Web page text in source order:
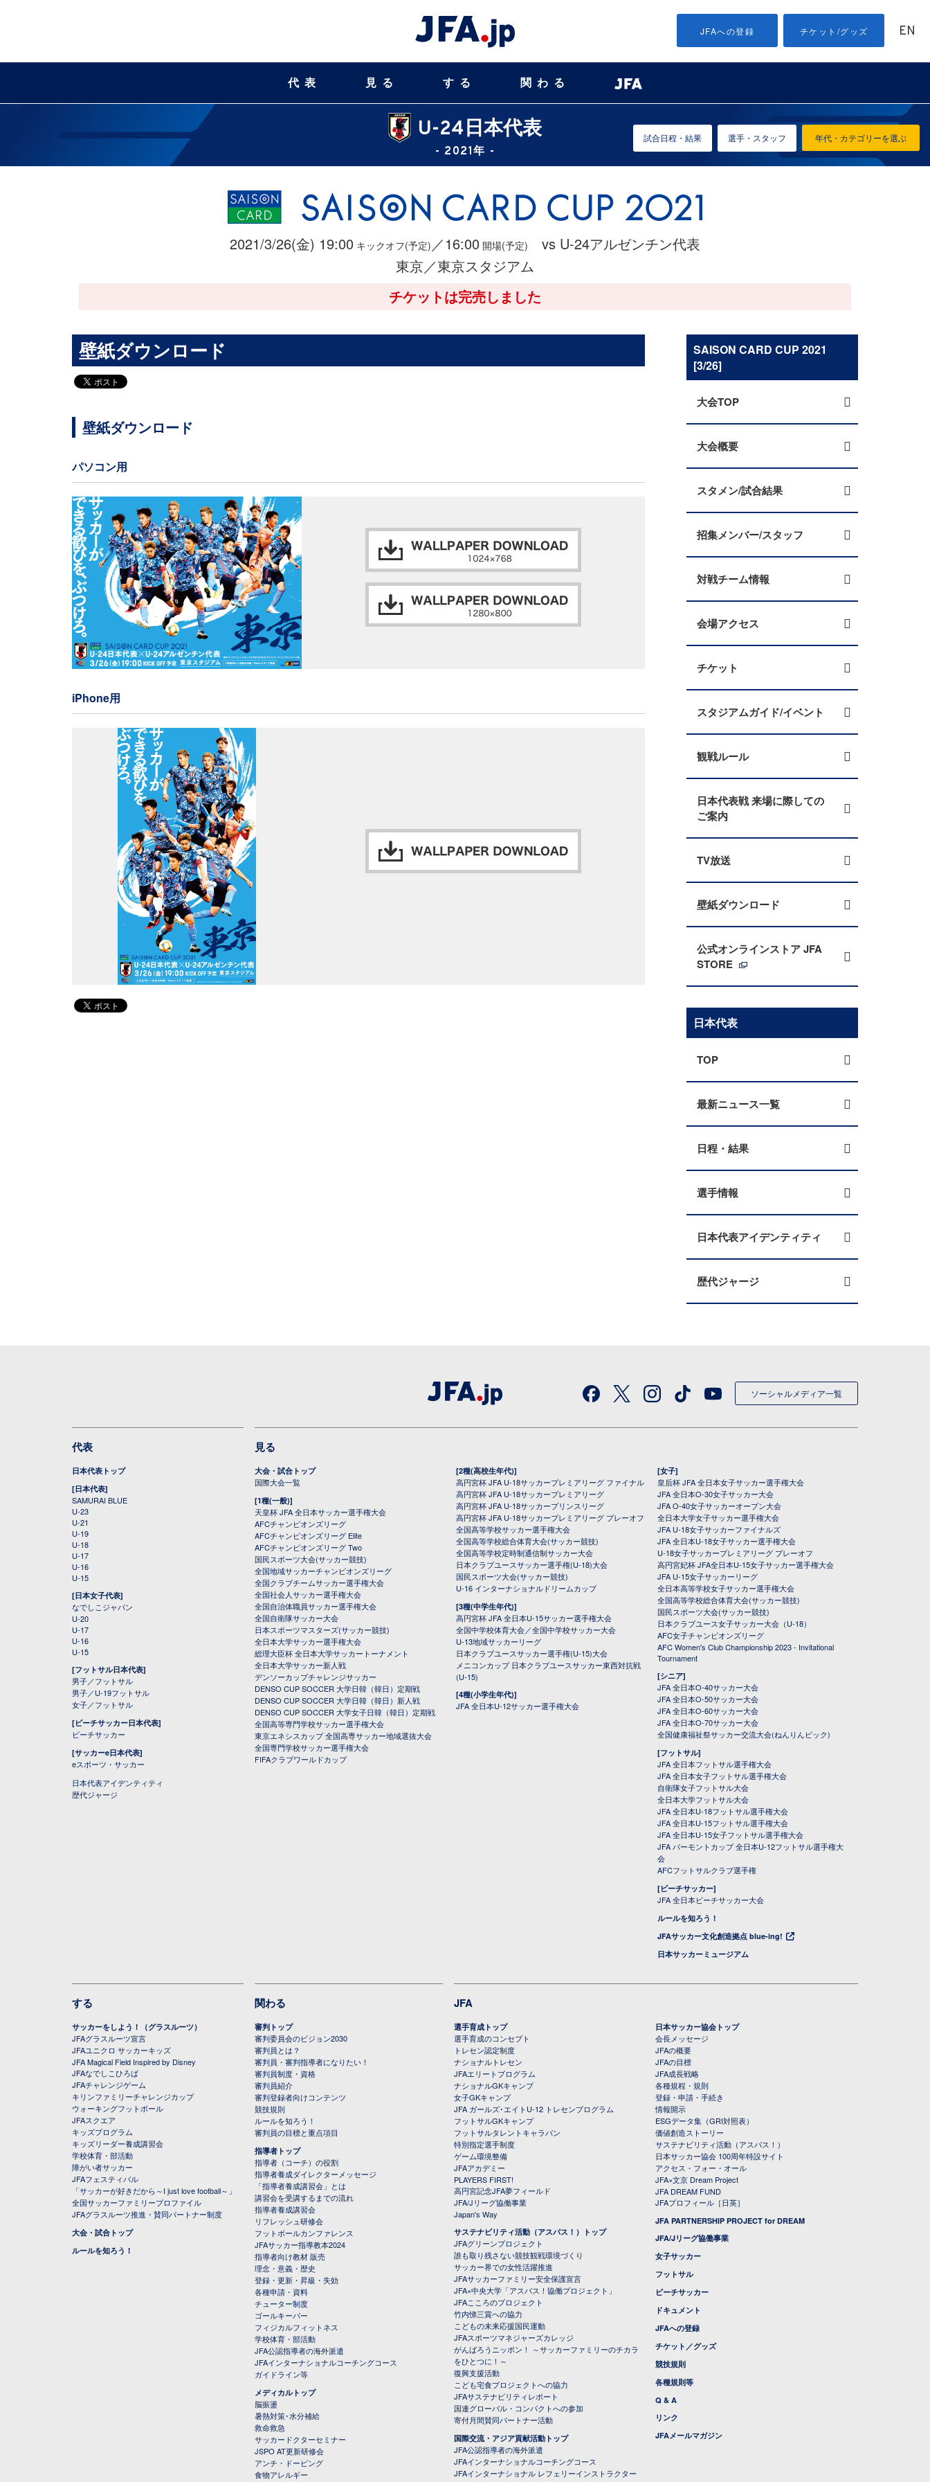
JFAへの登録 チケット/グッズ EN
代表 見る する 関わる
U-24日本代表
- 2021年 -
年代・カテゴリーを選ぶ
試合日程・結果 選手・スタッフ
2021/3/26(金) 19:00 キックオフ(予定) ／16:00 開場(予定)
vs U-24アルゼンチン代表
東京／東京スタジアム
チケットは完売しました
壁紙ダウンロード
壁紙ダウンロード
パソコン用
iPhone用
SAISON CARD CUP 2021
[3/26]
大会TOP
大会概要
スタメン/試合結果
招集メンバー/スタッフ
対戦チーム情報
会場アクセス
チケット
スタジアムガイド/イベント
観戦ルール
日本代表戦 来場に際しての
ご案内
TV放送
壁紙ダウンロード
公式オンラインストア JFA
STORE
日本代表
TOP
最新ニュース一覧
日程・結果
選手情報
日本代表アイデンティティ
歴代ジャージ
ソーシャルメディア一覧
代表
日本代表トップ
[日本代表]
SAMURAI BLUE
U-23
U-21
U-19
U-18
U-17
U-16
U-15
[日本女子代表]
なでしこジャパン
U-20
U-17
U-16
U-15
[フットサル日本代表]
男子／フットサル
男子／U-19フットサル
女子／フットサル
[ビーチサッカー日本代表]
ビーチサッカー
[サッカーe日本代表]
eスポーツ・サッカー
日本代表アイデンティティ
歴代ジャージ
見る
大会・試合トップ
国際大会一覧
[1種(一般)]
天皇杯 JFA 全日本サッカー選手権大会
AFCチャンピオンズリーグ
AFCチャンピオンズリーグ Elite
AFCチャンピオンズリーグ Two
国民スポーツ大会(サッカー競技)
全国地域サッカーチャンピオンズリーグ
全国クラブチームサッカー選手権大会
全国社会人サッカー選手権大会
全国自治体職員サッカー選手権大会
全国自衛隊サッカー大会
日本スポーツマスターズ(サッカー競技)
全日本大学サッカー選手権大会
総理大臣杯 全日本大学サッカートーナメント
全日本大学サッカー新人戦
デンソーカップチャレンジサッカー
DENSO CUP SOCCER 大学日韓（韓日）定期戦
DENSO CUP SOCCER 大学日韓（韓日）新人戦
DENSO CUP SOCCER 大学女子日韓（韓日）定期戦
全国高等専門学校サッカー選手権大会
東京エネシスカップ 全国高専サッカー地域選抜大会
全国専門学校サッカー選手権大会
FIFAクラブワールドカップ
[2種(高校生年代)]
高円宮杯 JFA U-18サッカープレミアリーグ ファイナル
高円宮杯 JFA U-18サッカープレミアリーグ
高円宮杯 JFA U-18サッカープリンスリーグ
高円宮杯 JFA U-18サッカープレミアリーグ プレーオフ
全国高等学校サッカー選手権大会
全国高等学校総合体育大会(サッカー競技)
全国高等学校定時制通信制サッカー大会
日本クラブユースサッカー選手権(U-18)大会
国民スポーツ大会(サッカー競技)
U-16 インターナショナルドリームカップ
[3種(中学生年代)]
高円宮杯 JFA 全日本U-15サッカー選手権大会
全国中学校体育大会／全国中学校サッカー大会
U-13地域サッカーリーグ
日本クラブユースサッカー選手権(U-15)大会
メニコンカップ 日本クラブユースサッカー東西対抗戦
(U-15)
[4種(小学生年代)]
JFA 全日本U-12サッカー選手権大会
[女子]
皇后杯 JFA 全日本女子サッカー選手権大会
JFA 全日本O-30女子サッカー大会
JFA O-40女子サッカーオープン大会
全日本大学女子サッカー選手権大会
JFA U-18女子サッカーファイナルズ
JFA 全日本U-18女子サッカー選手権大会
U-18女子サッカープレミアリーグ プレーオフ
高円宮妃杯 JFA全日本U-15女子サッカー選手権大会
JFA U-15女子サッカーリーグ
全日本高等学校女子サッカー選手権大会
全国高等学校総合体育大会(サッカー競技)
国民スポーツ大会(サッカー競技)
日本クラブユース女子サッカー大会（U-18）
AFC女子チャンピオンズリーグ
AFC Women's Club Championship 2023 - Invitational
Tournament
[シニア]
JFA 全日本O-40サッカー大会
JFA 全日本O-50サッカー大会
JFA 全日本O-60サッカー大会
JFA 全日本O-70サッカー大会
全国健康福祉祭サッカー交流大会(ねんりんピック)
[フットサル]
JFA 全日本フットサル選手権大会
JFA 全日本女子フットサル選手権大会
自衛隊女子フットサル大会
全日本大学フットサル大会
JFA 全日本U-18フットサル選手権大会
JFA 全日本U-15フットサル選手権大会
JFA 全日本U-15女子フットサル選手権大会
JFA バーモントカップ 全日本U-12フットサル選手権大
会
AFCフットサルクラブ選手権
[ビーチサッカー]
JFA 全日本ビーチサッカー大会
ルールを知ろう！
JFAサッカー文化創造拠点 blue-ing!
日本サッカーミュージアム
する
サッカーをしよう！（グラスルーツ）
JFAグラスルーツ宣言
JFAユニクロ サッカーキッズ
JFA Magical Field Inspired by Disney
JFAなでしこひろば
JFAチャレンジゲーム
キリンファミリーチャレンジカップ
ウォーキングフットボール
JFAスクエア
キッズプログラム
キッズリーダー養成講習会
学校体育・部活動
障がい者サッカー
JFAフェスティバル
「サッカーが好きだから～I just love football～」
全国サッカーファミリープロファイル
JFAグラスルーツ推進・賛同パートナー制度
大会・試合トップ
ルールを知ろう！
関わる
審判トップ
審判委員会のビジョン2030
審判員とは？
審判員・審判指導者になりたい！
審判員制度・資格
審判員紹介
審判登録者向けコンテンツ
競技規則
ルールを知ろう！
審判員の目標と重点項目
指導者トップ
指導者（コーチ）の役割
指導者養成ダイレクターメッセージ
「指導者養成講習会」とは
講習会を受講するまでの流れ
指導者養成講習会
リフレッシュ研修会
フットボールカンファレンス
JFAサッカー指導教本2024
指導者向け教材 販売
理念・意義・歴史
登録・更新・昇級・失効
各種申請・資料
チューター制度
ゴールキーパー
フィジカルフィットネス
学校体育・部活動
JFA公認指導者の海外派遣
JFAインターナショナルコーチングコース
ガイドライン等
メディカルトップ
脳振盪
暑熱対策･水分補給
救命救急
サッカードクターセミナー
JSPO AT更新研修会
アンチ・ドーピング
食物アレルギー
JFA
選手育成トップ
選手育成のコンセプト
トレセン認定制度
ナショナルトレセン
JFAエリートプログラム
ナショナルGKキャンプ
女子GKキャンプ
JFA ガールズ･エイトU-12 トレセンプログラム
フットサルGKキャンプ
フットサルタレントキャラバン
特別指定選手制度
ゲーム環境整備
JFAアカデミー
PLAYERS FIRST!
高円宮記念JFA夢フィールド
JFA/Jリーグ協働事業
Japan's Way
サステナビリティ活動（アスパス！）トップ
JFAグリーンプロジェクト
誰も取り残さない競技観戦環境づくり
サッカー界での女性活躍推進
JFAサッカーファミリー安全保護宣言
JFA×中央大学「アスパス！協働プロジェクト」
JFAこころのプロジェクト
竹内悌三賞への協力
こどもの未来応援国民運動
JFAスポーツマネジャーズカレッジ
がんばろうニッポン！ ～サッカーファミリーのチカラ
をひとつに！～
復興支援活動
こども宅食プロジェクトへの協力
JFAサステナビリティレポート
国連グローバル・コンパクトへの参加
寄付月間賛同パートナー活動
国際交流・アジア貢献活動トップ
JFA公認指導者の海外派遣
JFAインターナショナルコーチングコース
JFAインターナショナル レフェリーインストラクター
日本サッカー協会トップ
会長メッセージ
JFAの概要
JFAの目標
JFA成長戦略
各種規程・規則
登録・申請・手続き
情報開示
ESGデータ集（GRI対照表）
価値創造ストーリー
サステナビリティ活動（アスパス！）
日本サッカー協会 100周年特設サイト
アクセス・フォー・オール
JFA×文京 Dream Project
JFA DREAM FUND
JFAプロフィール［日英］
JFA PARTNERSHIP PROJECT for DREAM
JFA/Jリーグ協働事業
女子サッカー
フットサル
ビーチサッカー
ドキュメント
JFAへの登録
チケット／グッズ
競技規則
各種規則等
Q & A
リンク
JFAメールマガジン